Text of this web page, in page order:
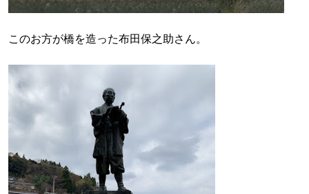
このお方が橋を造った布田保之助さん。